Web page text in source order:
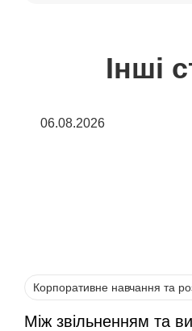
Інші
06.08.2026
Корпоративне навчання та
Між звільненням та